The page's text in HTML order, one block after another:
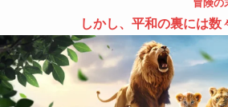
冒険の
しかし、平和の裏には数